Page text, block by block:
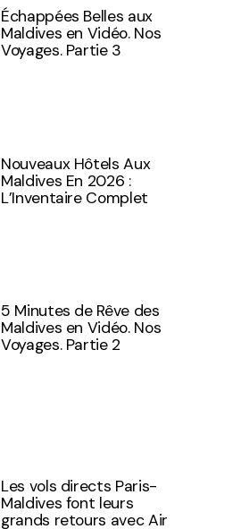
Échappées Belles aux
Maldives en Vidéo. Nos
Voyages. Partie 3
Nouveaux Hôtels Aux
Maldives En 2026 :
L’Inventaire Complet
5 Minutes de Rêve des
Maldives en Vidéo. Nos
Voyages. Partie 2
Les vols directs Paris-
Maldives font leurs
grands retours avec Air